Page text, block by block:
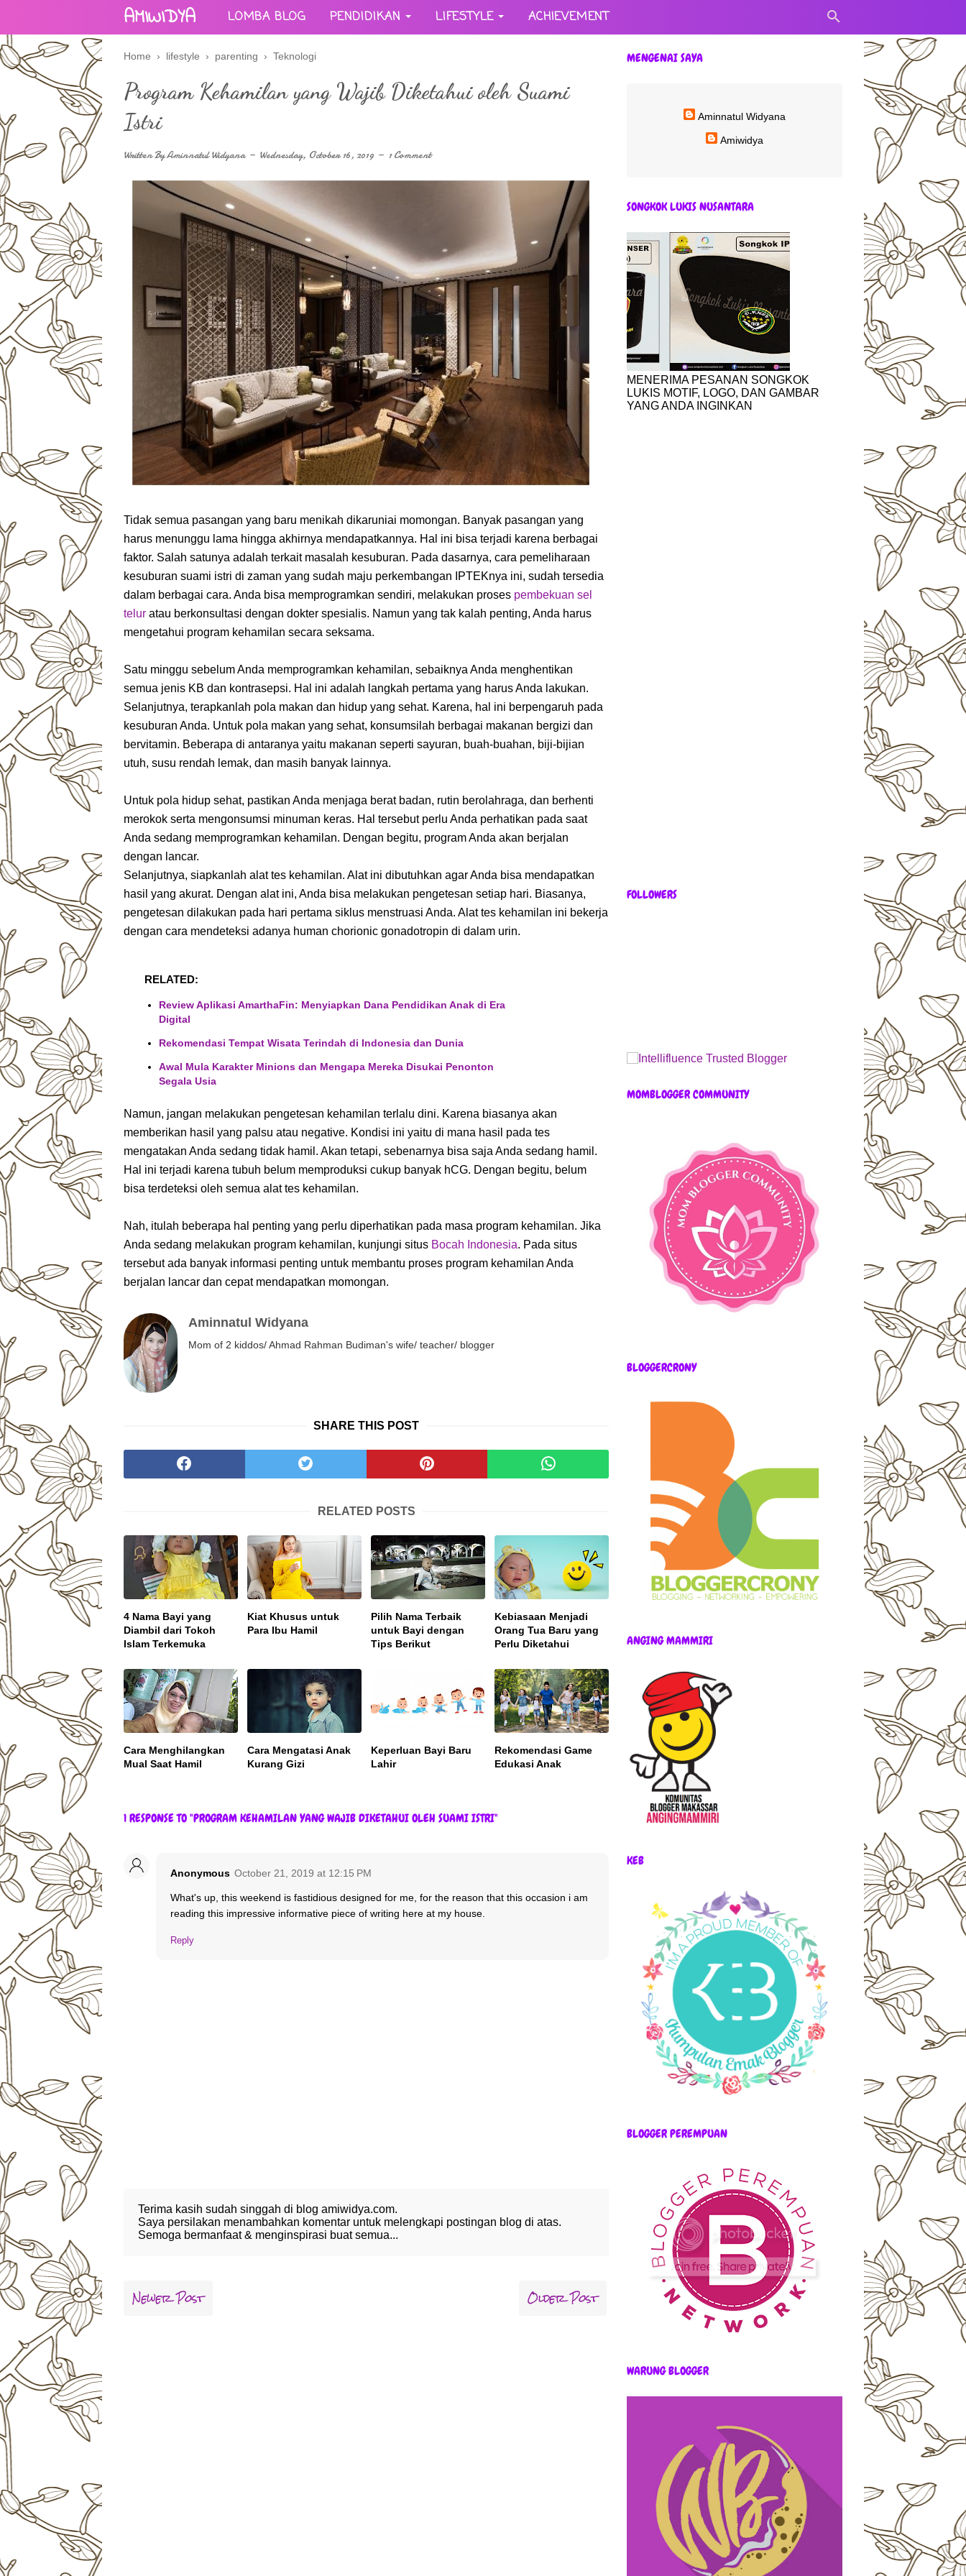
AMIWIDYA LOMBA BLOG PENDIDIKAN LIFESTYLE ACHIEVEMENT
Home › lifestyle › parenting › Teknologi
Program Kehamilan yang Wajib Diketahui oleh Suami
Istri
Written ByAminnatul Widyana Wednesday, October 16, 2019 1 Comment
Tidak semua pasangan yang baru menikah dikaruniai momongan. Banyak pasangan yang
harus menunggu lama hingga akhirnya mendapatkannya. Hal ini bisa terjadi karena berbagai
faktor. Salah satunya adalah terkait masalah kesuburan. Pada dasarnya, cara pemeliharaan
kesuburan suami istri di zaman yang sudah maju perkembangan IPTEKnya ini, sudah tersedia
dalam berbagai cara. Anda bisa memprogramkan sendiri, melakukan proses pembekuan sel
telur atau berkonsultasi dengan dokter spesialis. Namun yang tak kalah penting, Anda harus
mengetahui program kehamilan secara seksama.
Satu minggu sebelum Anda memprogramkan kehamilan, sebaiknya Anda menghentikan
semua jenis KB dan kontrasepsi. Hal ini adalah langkah pertama yang harus Anda lakukan.
Selanjutnya, terapkanlah pola makan dan hidup yang sehat. Karena, hal ini berpengaruh pada
kesuburan Anda. Untuk pola makan yang sehat, konsumsilah berbagai makanan bergizi dan
bervitamin. Beberapa di antaranya yaitu makanan seperti sayuran, buah-buahan, biji-bijian
utuh, susu rendah lemak, dan masih banyak lainnya.
Untuk pola hidup sehat, pastikan Anda menjaga berat badan, rutin berolahraga, dan berhenti
merokok serta mengonsumsi minuman keras. Hal tersebut perlu Anda perhatikan pada saat
Anda sedang memprogramkan kehamilan. Dengan begitu, program Anda akan berjalan
dengan lancar.
Selanjutnya, siapkanlah alat tes kehamilan. Alat ini dibutuhkan agar Anda bisa mendapatkan
hasil yang akurat. Dengan alat ini, Anda bisa melakukan pengetesan setiap hari. Biasanya,
pengetesan dilakukan pada hari pertama siklus menstruasi Anda. Alat tes kehamilan ini bekerja
dengan cara mendeteksi adanya human chorionic gonadotropin di dalam urin.
RELATED:
Review Aplikasi AmarthaFin: Menyiapkan Dana Pendidikan Anak di Era
Digital
Rekomendasi Tempat Wisata Terindah di Indonesia dan Dunia
Awal Mula Karakter Minions dan Mengapa Mereka Disukai Penonton
Segala Usia
Namun, jangan melakukan pengetesan kehamilan terlalu dini. Karena biasanya akan
memberikan hasil yang palsu atau negative. Kondisi ini yaitu di mana hasil pada tes
mengatakan Anda sedang tidak hamil. Akan tetapi, sebenarnya bisa saja Anda sedang hamil.
Hal ini terjadi karena tubuh belum memproduksi cukup banyak hCG. Dengan begitu, belum
bisa terdeteksi oleh semua alat tes kehamilan.
Nah, itulah beberapa hal penting yang perlu diperhatikan pada masa program kehamilan. Jika
Anda sedang melakukan program kehamilan, kunjungi situs Bocah Indonesia. Pada situs
tersebut ada banyak informasi penting untuk membantu proses program kehamilan Anda
berjalan lancar dan cepat mendapatkan momongan.
Aminnatul Widyana
Mom of 2 kiddos/ Ahmad Rahman Budiman's wife/ teacher/ blogger
SHARE THIS POST
RELATED POSTS
4 Nama Bayi yang
Diambil dari Tokoh
Islam Terkemuka
Kiat Khusus untuk
Para Ibu Hamil
Pilih Nama Terbaik
untuk Bayi dengan
Tips Berikut
Kebiasaan Menjadi
Orang Tua Baru yang
Perlu Diketahui
Cara Menghilangkan
Mual Saat Hamil
Cara Mengatasi Anak
Kurang Gizi
Keperluan Bayi Baru
Lahir
Rekomendasi Game
Edukasi Anak
1 RESPONSE TO "PROGRAM KEHAMILAN YANG WAJIB DIKETAHUI OLEH SUAMI ISTRI"
Anonymous October 21, 2019 at 12:15 PM
What's up, this weekend is fastidious designed for me, for the reason that this occasion i am
reading this impressive informative piece of writing here at my house.
Reply
Terima kasih sudah singgah di blog amiwidya.com.
Saya persilakan menambahkan komentar untuk melengkapi postingan blog di atas.
Semoga bermanfaat & menginspirasi buat semua...
Newer Post Older Post
MENGENAI SAYA
Aminnatul Widyana
Amiwidya
SONGKOK LUKIS NUSANTARA
MENERIMA PESANAN SONGKOK
LUKIS MOTIF, LOGO, DAN GAMBAR
YANG ANDA INGINKAN
FOLLOWERS
MOMBLOGGER COMMUNITY
BLOGGERCRONY
ANGING MAMMIRI
KEB
BLOGGER PEREMPUAN
WARUNG BLOGGER